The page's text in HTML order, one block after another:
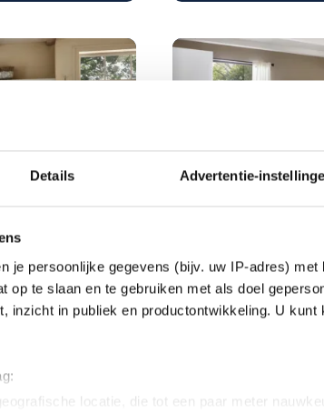
Details Advertentie-
je persoonlijke gegevens (bijv. uw IP-adres) met
op te slaan en te gebruiken met als doel
inzicht in publiek en productontwikkeling. U
locatie, die tot een paar meter
München 782